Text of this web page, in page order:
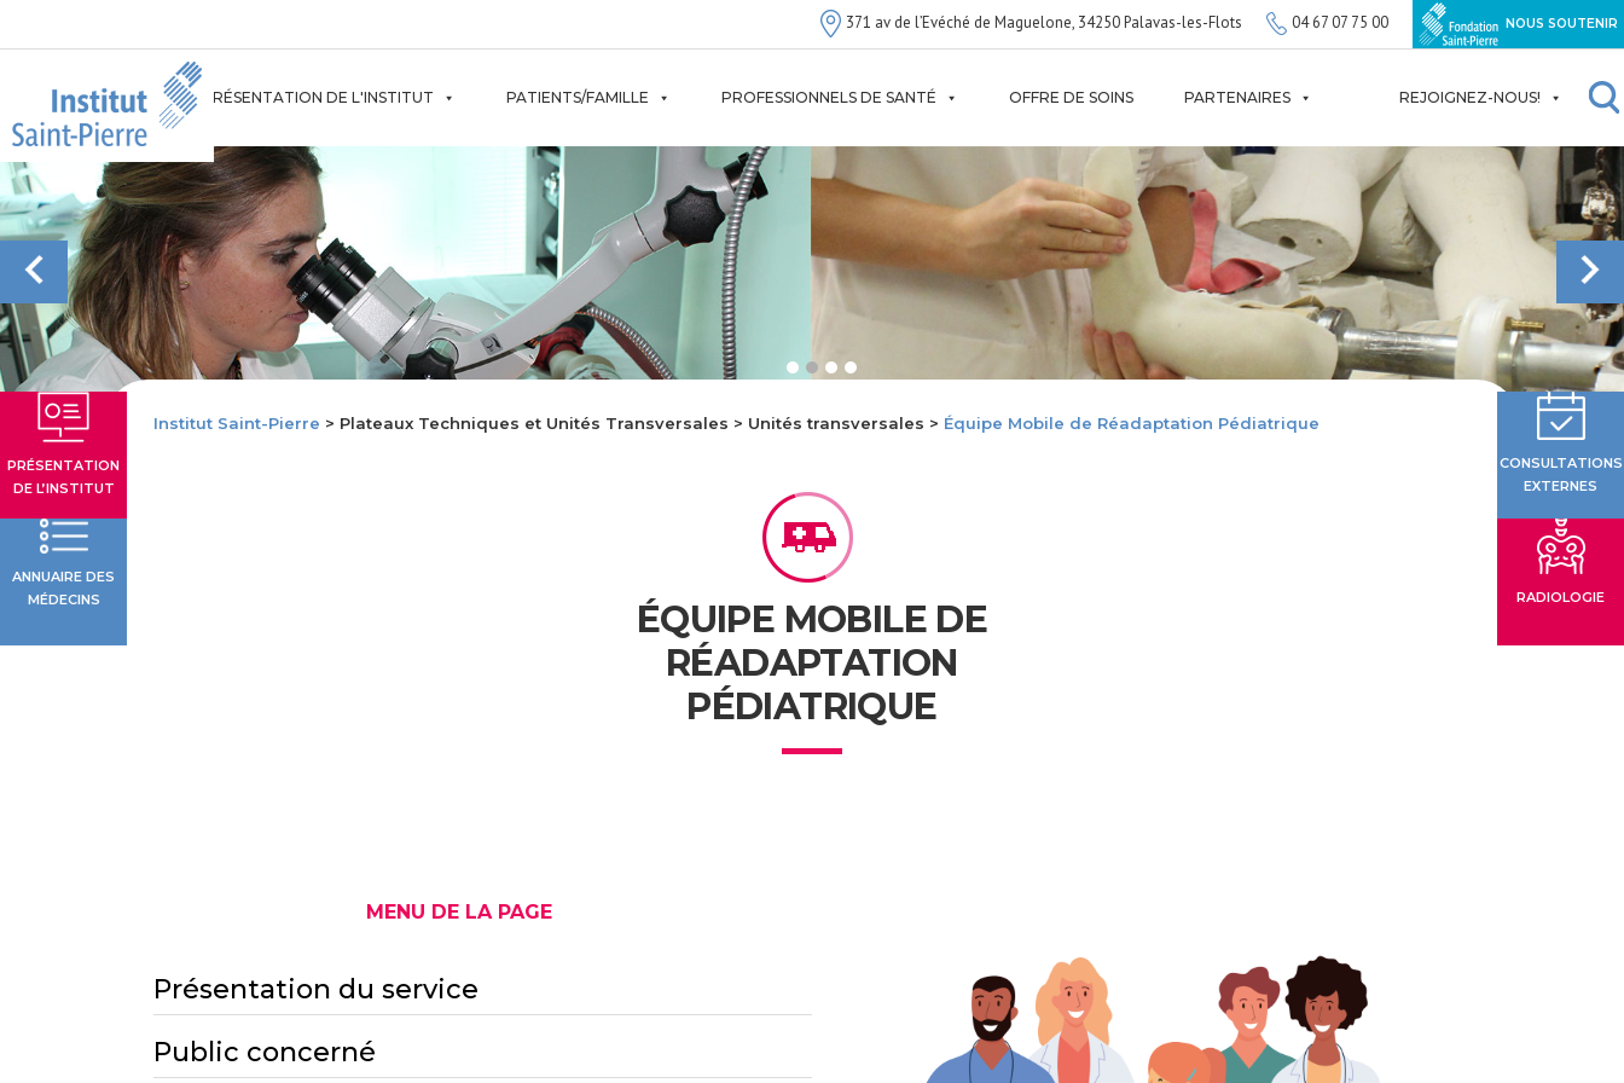
au
371 av de l’Evéché de Maguelone, 34250 Palavas-les-Flots 04 67 07 75 00 NOUS SOUTENIR
PRÉSENTATION DE L'INSTITUT PATIENTS/FAMILLE PROFESSIONNELS DE SANTÉ OFFRE DE SOINS PARTENAIRES REJOIGNEZ-NOUS!
PRÉSENTATION
DE L’INSTITUT
ANNUAIRE DES
MÉDECINS
CONSULTATIONS
EXTERNES
RADIOLOGIE
Institut Saint-Pierre > Plateaux Techniques et Unités Transversales > Unités transversales > Équipe Mobile de Réadaptation Pédiatrique
ÉQUIPE MOBILE DE
RÉADAPTATION
PÉDIATRIQUE
MENU DE LA PAGE
Présentation du service
Public concerné